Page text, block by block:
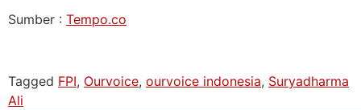
Sumber : Tempo.co
Tagged FPI, Ourvoice, ourvoice indonesia, Suryadharma
Ali